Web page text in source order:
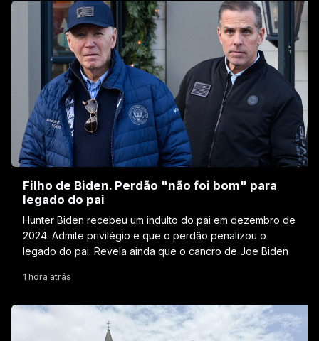
Filho de Biden. Perdão "não foi bom" para
legado do pai
Hunter Biden recebeu um indulto do pai em dezembro de
2024. Admite privilégio e que o perdão penalizou o
legado do pai. Revela ainda que o cancro de Joe Biden
1 hora atrás